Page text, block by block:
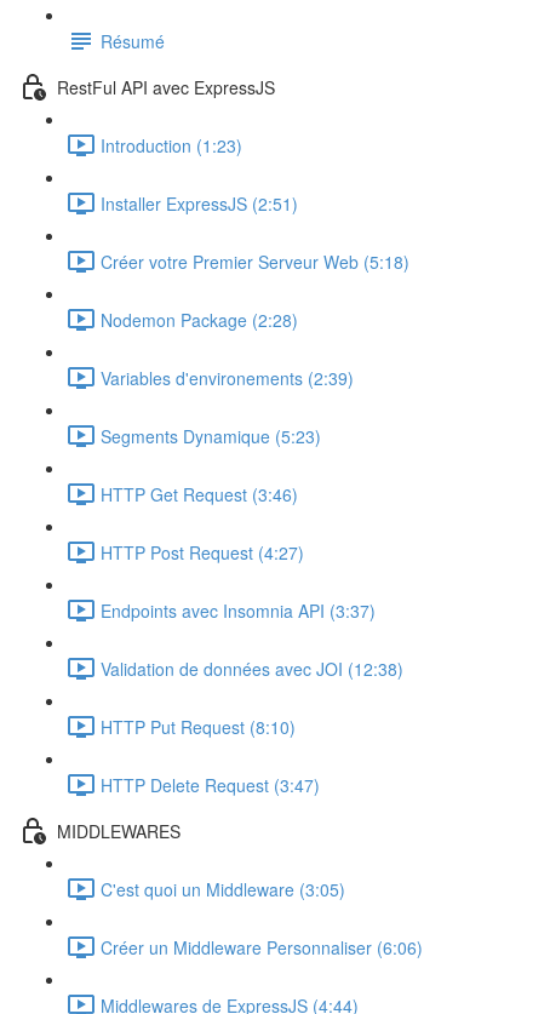
Résumé
RestFul API avec ExpressJS
Introduction (1:23)
Installer ExpressJS (2:51)
Créer votre Premier Serveur Web (5:18)
Nodemon Package (2:28)
Variables d'environements (2:39)
Segments Dynamique (5:23)
HTTP Get Request (3:46)
HTTP Post Request (4:27)
Endpoints avec Insomnia API (3:37)
Validation de données avec JOI (12:38)
HTTP Put Request (8:10)
HTTP Delete Request (3:47)
MIDDLEWARES
C'est quoi un Middleware (3:05)
Créer un Middleware Personnaliser (6:06)
Middlewares de ExpressJS (4:44)